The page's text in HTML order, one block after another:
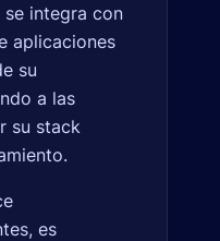
integra con
aplicaciones
su
a las
su stack
es